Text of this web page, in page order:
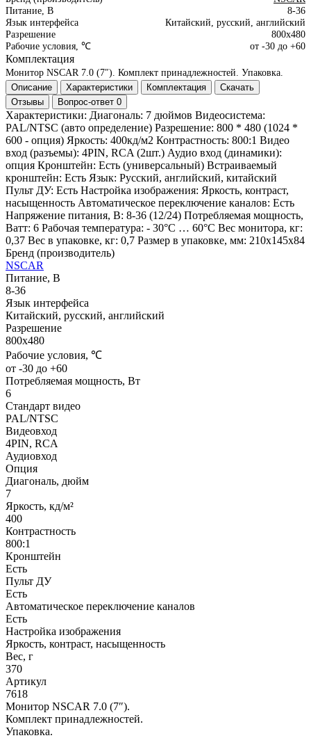
Питание, В
8-36
Язык интерфейса
Китайский, русский, английский
Разрешение
800х480
Рабочие условия, ℃
от -30 до +60
Комплектация
Монитор NSCAR 7.0 (7″). Комплект принадлежностей. Упаковка.
Описание
Характеристики Комплектация
Скачать
Отзывы
Вопрос-ответ 0
Характеристики: Диагональ: 7 дюймов Видеосистема:
PAL/NTSC (авто определение) Разрешение: 800 * 480 (1024 *
600 - опция) Яркость: 400кд/м2 Контрастность: 800:1 Видео
вход (разъемы): 4PIN, RCA (2шт.) Аудио вход (динамики):
опция Кронштейн: Есть (универсальный) Встраиваемый
кронштейн: Есть Язык: Русский, английский, китайский
Пульт ДУ: Есть Настройка изображения: Яркость, контраст,
насыщенность Автоматическое переключение каналов: Есть
Напряжение питания, В: 8-36 (12/24) Потребляемая мощность,
Ватт: 6 Рабочая температура: - 30°С … 60°С Вес монитора, кг:
0,37 Вес в упаковке, кг: 0,7 Размер в упаковке, мм: 210x145x84
Бренд (производитель)
NSCAR
Питание, В
8-36
Язык интерфейса
Китайский, русский, английский
Разрешение
800х480
Рабочие условия, ℃
от -30 до +60
Потребляемая мощность, Вт
6
Стандарт видео
PAL/NTSC
Видеовход
4PIN, RCA
Аудиовход
Опция
Диагональ, дюйм
7
Яркость, кд/м²
400
Контрастность
800:1
Кронштейн
Есть
Пульт ДУ
Есть
Автоматическое переключение каналов
Есть
Настройка изображения
Яркость, контраст, насыщенность
Вес, г
370
Артикул
7618
Монитор NSCAR 7.0 (7″).
Комплект принадлежностей.
Упаковка.